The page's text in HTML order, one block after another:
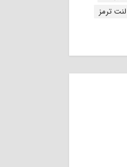
لنت ترمز